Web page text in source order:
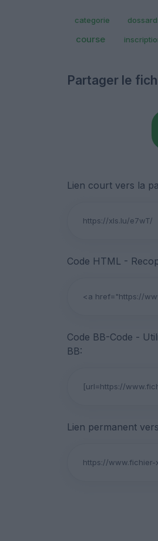
categorie
course
Partager le
Lien court vers la
Code HTML -
Code BB-Code -
BB:
Lien permanent